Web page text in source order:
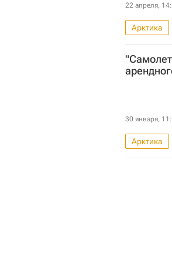
22 апреля,
Арктика
30 января,
Арктика
"Дом.РФ"